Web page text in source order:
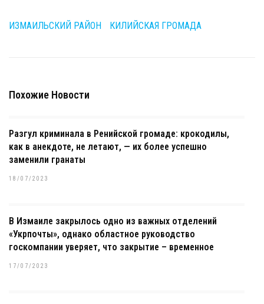
ИЗМАИЛЬСКИЙ РАЙОН КИЛИЙСКАЯ ГРОМАДА
Похожие Новости
Разгул криминала в Ренийской громаде: крокодилы,
как в анекдоте, не летают, — их более успешно
заменили гранаты
18/07/2023
В Измаиле закрылось одно из важных отделений
«Укрпочты», однако областное руководство
госкомпании уверяет, что закрытие – временное
17/07/2023